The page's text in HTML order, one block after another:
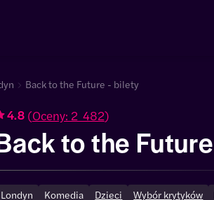
Back to the Future - bilety
4.8 (Oceny: 2 482)
to the Future
Londyn Komedia Dzieci Wybór krytyków